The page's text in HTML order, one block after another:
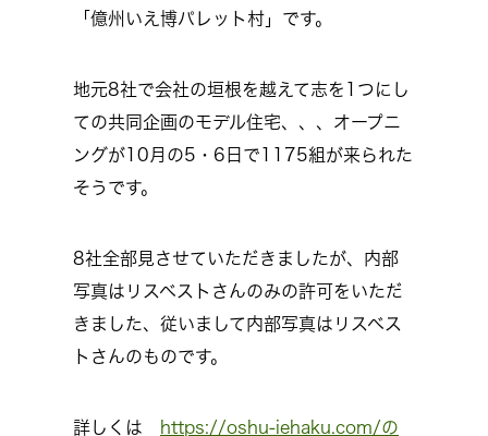
「億州いえ博パレット村」です。
地元8社で会社の垣根を越えて志を1つにし
ての共同企画のモデル住宅、、、オープニ
ングが10月の5・6日で1175組が来られた
そうです。
8社全部見させていただきましたが、内部
写真はリスベストさんのみの許可をいただ
きました、従いまして内部写真はリスベス
トさんのものです。
詳しくは
https://oshu-iehaku.com/の